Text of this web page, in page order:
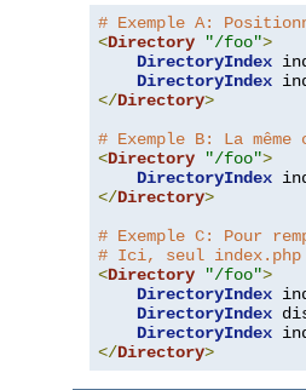
# Exemple A:
<Directory "/foo">
DirectoryIndex
DirectoryIndex
</Directory>
# Exemple B: La
<Directory "/foo">
DirectoryIndex
</Directory>
# Exemple C: Pour
# Ici, seul index.php
<Directory "/foo">
DirectoryIndex
DirectoryIndex
DirectoryIndex
</Directory>